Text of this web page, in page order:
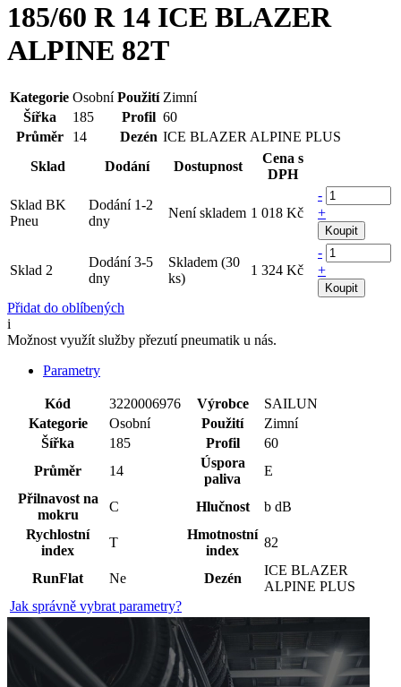
185/60 R 14 ICE BLAZER
ALPINE 82T
Kategorie Osobní Použití Zimní
Šířka
185 Profil 60
Průměr
14 Dezén ICE BLAZER ALPINE PLUS
Sklad
Dodání Dostupnost
Cena s
DPH
Sklad BK
Pneu
Dodání 1-2
dny
Není skladem 1 018 Kč
-
+
Koupit
Sklad 2
Dodání 3-5
dny
Skladem (30
ks)
1 324 Kč
-
+
Koupit
Přidat do oblíbených
i
Možnost využít služby přezutí pneumatik u nás.
Parametry
Kód 3220006976 Výrobce
SAILUN
Kategorie
Osobní Použití
Zimní
Šířka
185 Profil
60
Průměr
14
Úspora
paliva
E
Přilnavost na
mokru
C Hlučnost
b dB
Rychlostní
index
T
Hmotnostní
index
82
RunFlat Ne Dezén
ICE BLAZER
ALPINE PLUS
Jak správně vybrat parametry?